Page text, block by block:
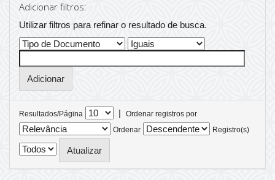
Adicionar filtros:
Utilizar filtros para refinar o resultado de busca.
Resultados/Página |
Ordenar registros por
Ordenar
Registro(s)